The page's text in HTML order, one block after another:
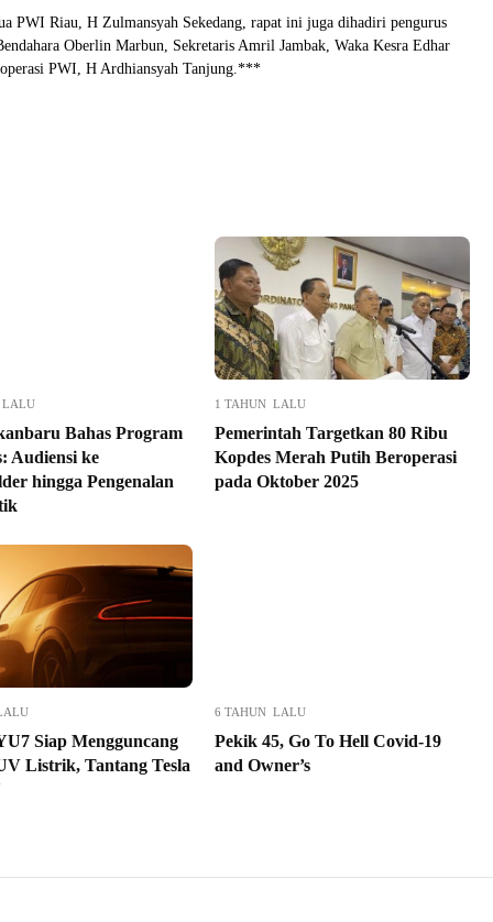
PWI Riau, H Zulmansyah Sekedang, rapat ini juga dihadiri pengurus
Oberlin Marbun, Sekretaris Amril Jambak, Waka Kesra Edhar
PWI, H Ardhiansyah Tanjung.***
LALU
Bahas Program
Audiensi ke
hingga Pengenalan
1 TAHUN LALU
Pemerintah Targetkan 80 Ribu
Kopdes Merah Putih Beroperasi
pada Oktober 2025
Siap Mengguncang
Listrik, Tantang Tesla
6 TAHUN LALU
Pekik 45, Go To Hell Covid-19
and Owner’s